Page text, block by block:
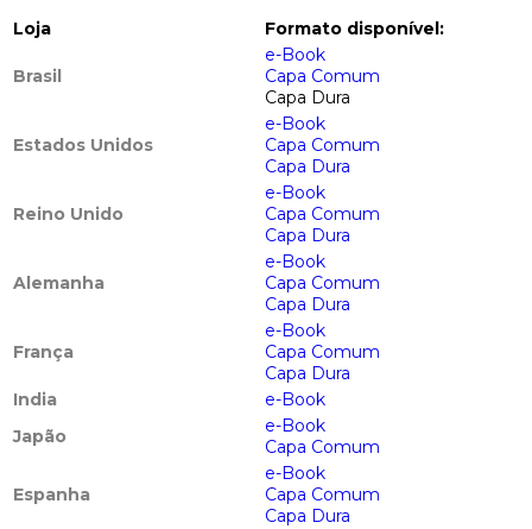
Loja
Formato disponível:
Brasil
e-Book
Capa Comum
Capa Dura
Estados Unidos
e-Book
Capa Comum
Capa Dura
Reino Unido
e-Book
Capa Comum
Capa Dura
Alemanha
e-Book
Capa Comum
Capa Dura
França
e-Book
Capa Comum
Capa Dura
India
e-Book
Japão
e-Book
Capa Comum
Espanha
e-Book
Capa Comum
Capa Dura